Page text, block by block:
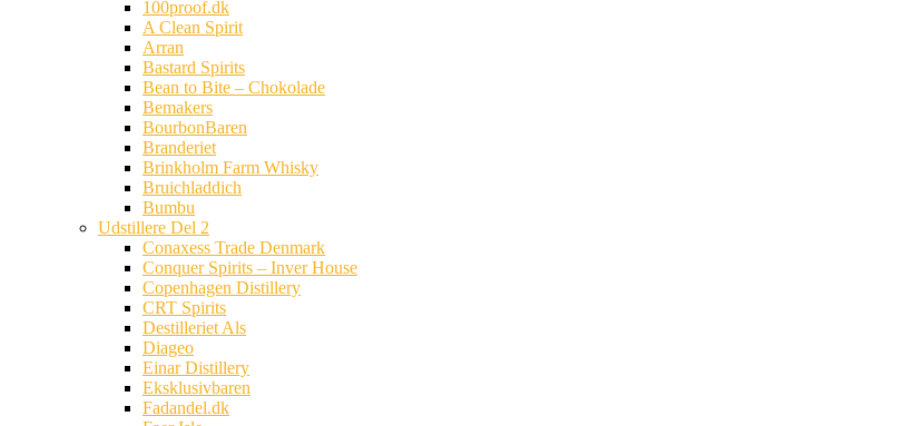
100proof.dk
A Clean Spirit
Arran
Bastard Spirits
Bean to Bite – Chokolade
Bemakers
BourbonBaren
Branderiet
Brinkholm Farm Whisky
Bruichladdich
Bumbu
Udstillere Del 2
Conaxess Trade Denmark
Conquer Spirits – Inver House
Copenhagen Distillery
CRT Spirits
Destilleriet Als
Diageo
Einar Distillery
Eksklusivbaren
Fadandel.dk